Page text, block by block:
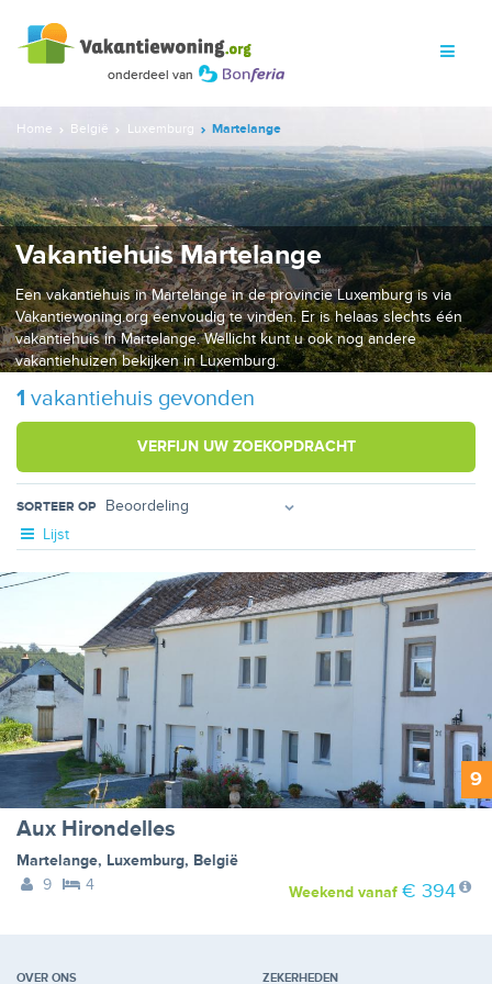
Home België Luxemburg Martelange
Vakantiehuis Martelange
Een vakantiehuis in Martelange in de provincie Luxemburg is via
Vakantiewoning.org eenvoudig te vinden. Er is helaas slechts één
vakantiehuis in Martelange. Wellicht kunt u ook nog andere
vakantiehuizen bekijken in Luxemburg.
1 vakantiehuis gevonden
VERFIJN UW ZOEKOPDRACHT
SORTEER OP
Lijst
9
Aux Hirondelles
Martelange, Luxemburg, België
9
4 Weekendvanaf € 394
OVER ONS ZEKERHEDEN